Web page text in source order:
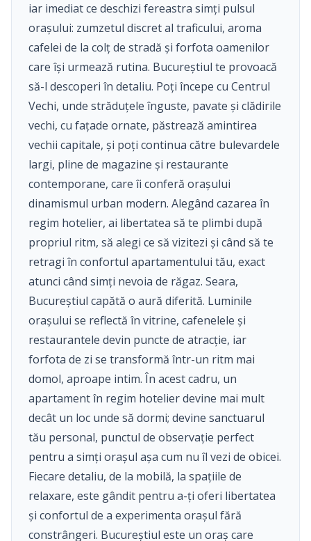
iar imediat ce deschizi fereastra simți pulsul
orașului: zumzetul discret al traficului, aroma
cafelei de la colț de stradă și forfota oamenilor
care își urmează rutina. Bucureștiul te provoacă
să-l descoperi în detaliu. Poți începe cu Centrul
Vechi, unde străduțele înguste, pavate și clădirile
vechi, cu fațade ornate, păstrează amintirea
vechii capitale, și poți continua către bulevardele
largi, pline de magazine și restaurante
contemporane, care îi conferă orașului
dinamismul urban modern. Alegând cazarea în
regim hotelier, ai libertatea să te plimbi după
propriul ritm, să alegi ce să vizitezi și când să te
retragi în confortul apartamentului tău, exact
atunci când simți nevoia de răgaz. Seara,
Bucureștiul capătă o aură diferită. Luminile
orașului se reflectă în vitrine, cafenelele și
restaurantele devin puncte de atracție, iar
forfota de zi se transformă într-un ritm mai
domol, aproape intim. În acest cadru, un
apartament în regim hotelier devine mai mult
decât un loc unde să dormi; devine sanctuarul
tău personal, punctul de observație perfect
pentru a simți orașul așa cum nu îl vezi de obicei.
Fiecare detaliu, de la mobilă, la spațiile de
relaxare, este gândit pentru a-ți oferi libertatea
și confortul de a experimenta orașul fără
constrângeri. Bucureștiul este un oraș care